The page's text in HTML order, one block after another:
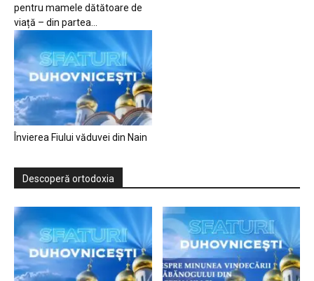
pentru mamele dătătoare de
viață – din partea...
Învierea Fiului văduvei din Nain
Descoperă ortodoxia